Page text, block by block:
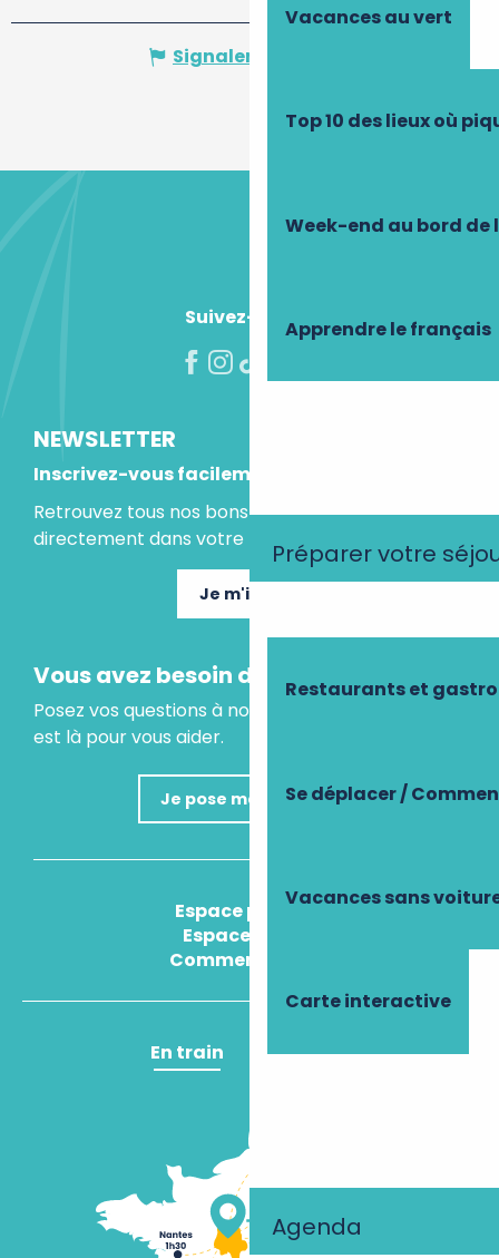
Vacances au vert
Top 10 des lieux où
Week-end au bord de
Apprendre le français
Préparer votre
Restaurants et
Se déplacer /
Vacances sans
Carte interactive
Agenda
Signaler une erreur
Suivez-nous !
NEWSLETTER
Inscrivez-vous facilement
Retrouvez tous nos bons plans et idées séjours
directement dans votre boite mail.
Je m'inscris
Vous avez besoin d'un conseil ?
Posez vos questions à notre assistant virtuel, il
est là pour vous aider.
Je pose ma question
Espace presse
Espace pro
Comment venir ?
En train En avion